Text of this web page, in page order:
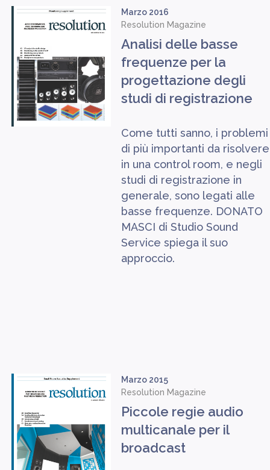
Marzo 2016
Resolution Magazine
Analisi delle basse
frequenze per la
progettazione degli
studi di registrazione
Come tutti sanno, i problemi
di più importanti da risolvere
in una control room, e negli
studi di registrazione in
generale, sono legati alle
basse frequenze. DONATO
MASCI di Studio Sound
Service spiega il suo
approccio.
Marzo 2015
Resolution Magazine
Piccole regie audio
multicanale per il
broadcast